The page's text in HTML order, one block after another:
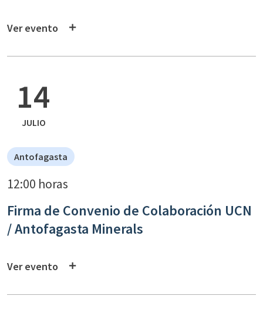
Ver evento
14
JULIO
Antofagasta
12:00 horas
Firma de Convenio de Colaboración UCN
/ Antofagasta Minerals
Ver evento